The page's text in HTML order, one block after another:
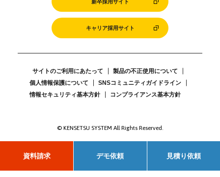
資料請求 デモ依頼 見積り依頼
新卒採用サイト
キャリア採用サイト
サイトのご利用にあたって
製品の不正使用について
個人情報保護について
SNSコミュニティガイドライン
情報セキュリティ基本方針
コンプライアンス基本方針
© KENSETSU SYSTEM All Rights Reserved.